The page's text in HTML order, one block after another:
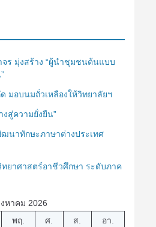
จร มุ่งสร้าง “ผู้นำชุมชนต้นแบบ
มอบนมถั่วเหลืองให้วิทยาลัยฯ
งสู่ความยั่งยืน”
ฒนาทักษะภาษาต่างประเทศ
ทยาศาสตร์อาชีวศึกษา ระดับภาค
หาคม 2026
พฤ. ศ. ส.
อา.